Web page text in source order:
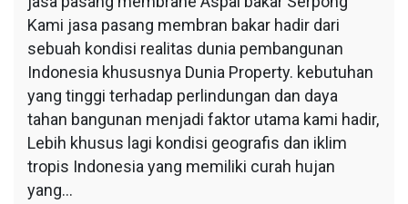
pasang
membrane
Aspal
bakar
Serpong
Kami jasa pasang membran bakar hadir dari
sebuah kondisi realitas dunia pembangunan
Indonesia khususnya Dunia Property. kebutuhan
yang tinggi terhadap perlindungan dan daya
tahan bangunan menjadi faktor utama kami hadir,
Lebih khusus lagi kondisi geografis dan iklim
tropis Indonesia yang memiliki curah hujan
yang…